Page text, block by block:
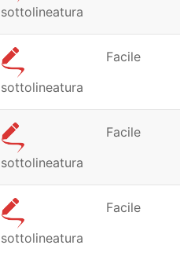
sottolineatura
sottolineatura
Facile
sottolineatura
Facile
sottolineatura
Facile